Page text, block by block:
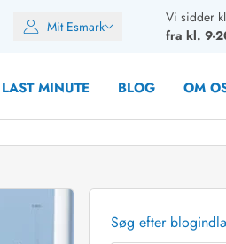
Mit Esmark
Vi sidder
fra kl. 9-
LAST MINUTE BLOG OM
Søg efter